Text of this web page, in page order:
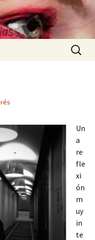
Buscar:
Un
a
re
fle
xi
ón
m
uy
in
te